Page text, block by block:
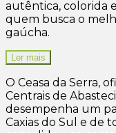
autêntica, colorida
quem busca o
gaúcha.
Ler mais
O Ceasa da Serra,
Centrais de
desempenha um
Caxias do Sul e de